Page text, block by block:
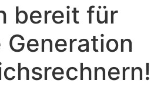
bereit für
Generation